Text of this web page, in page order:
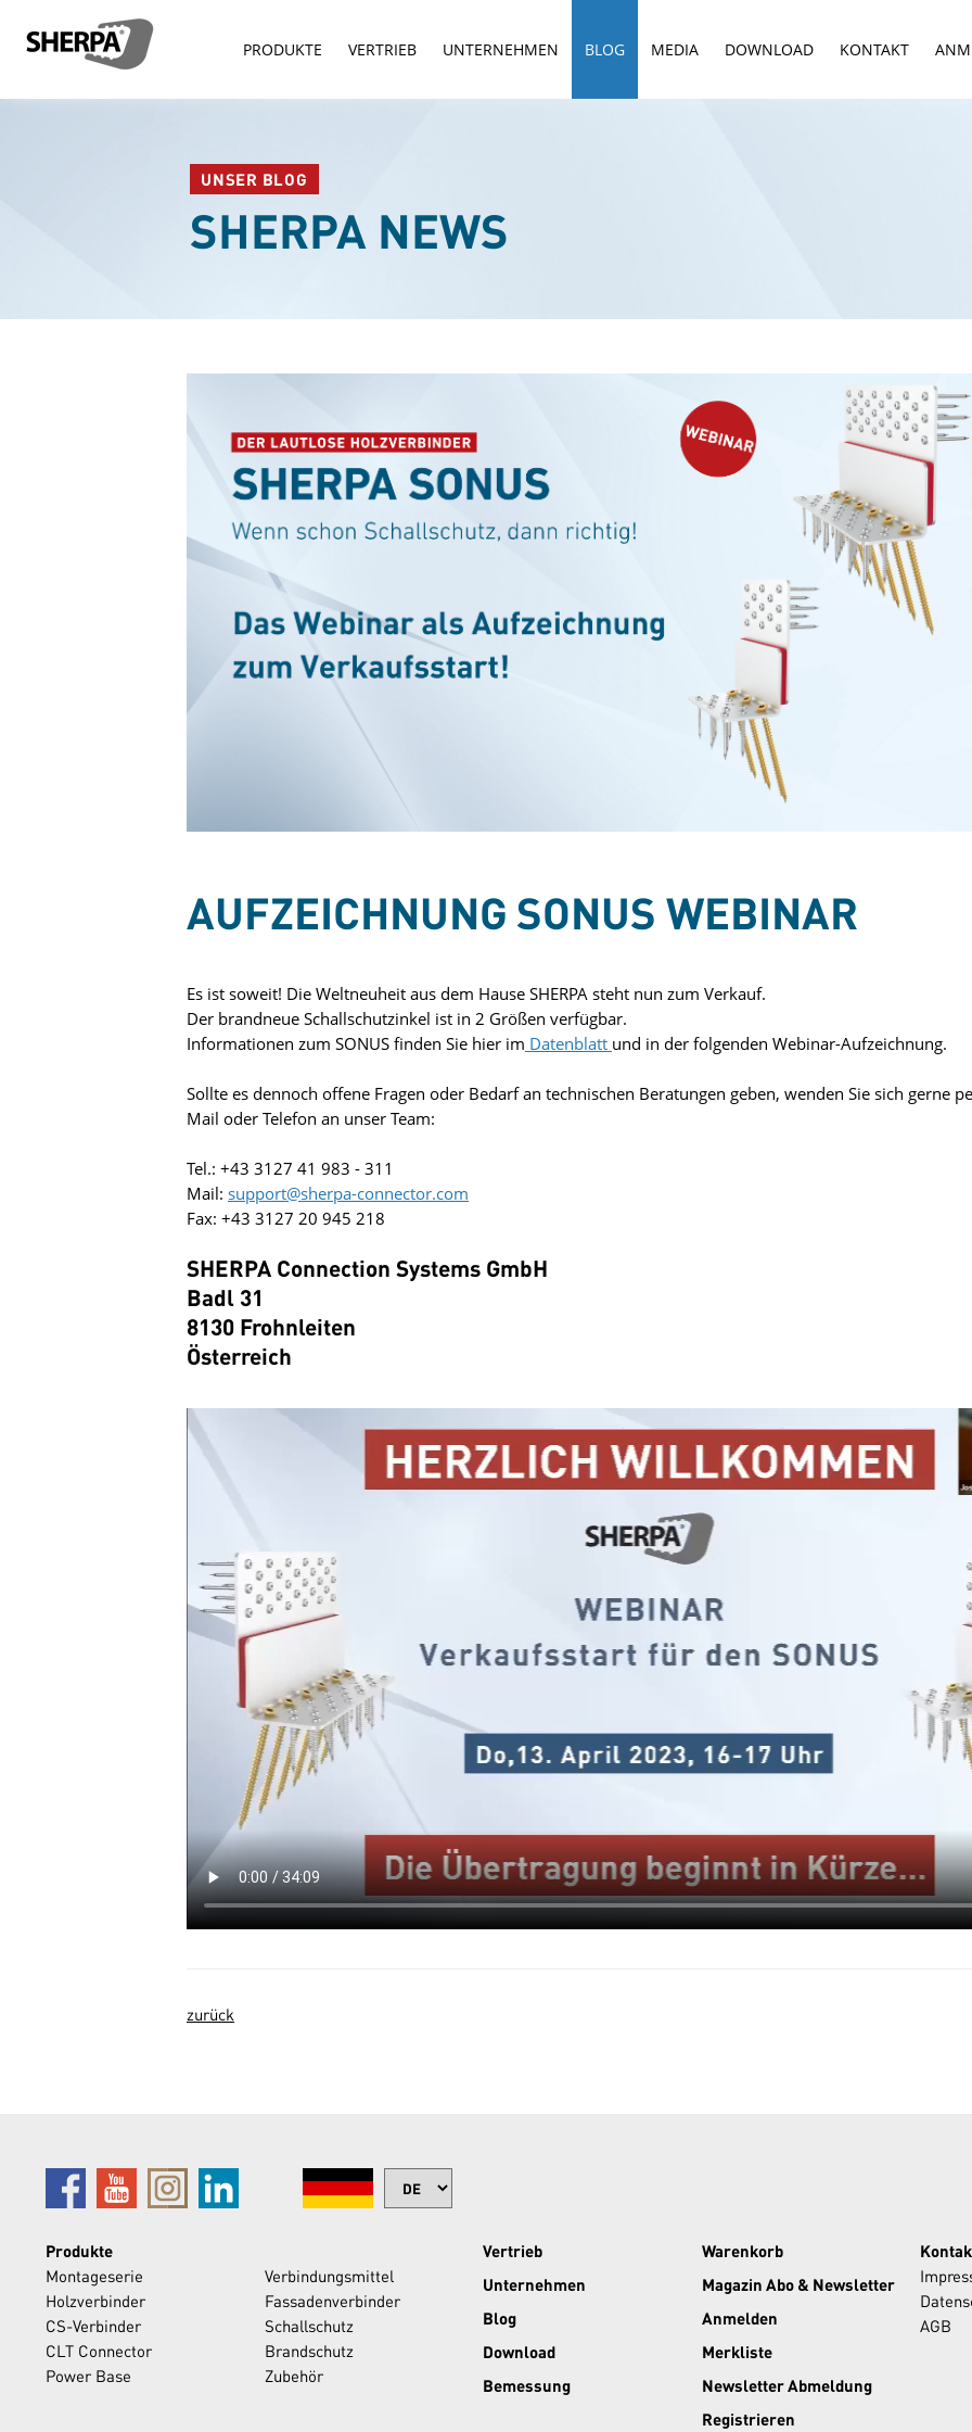
PRODUKTE VERTRIEB UNTERNEHMEN BLOG MEDIA DOWNLOAD KONTAKT
UNSER BLOG
SHERPA NEWS
AUFZEICHNUNG SONUS WEBINAR
Es ist soweit! Die Weltneuheit aus dem Hause SHERPA steht nun zum Verkauf.
Der brandneue Schallschutzinkel ist in 2 Größen verfügbar.
Informationen zum SONUS finden Sie hier im Datenblatt und in der folgenden Webinar-Aufzeichnung.
Sollte es dennoch offene Fragen oder Bedarf an technischen Beratungen geben, wenden Sie sich gerne
Mail oder Telefon an unser Team:
Tel.: +43 3127 41 983 - 311
Mail: support@sherpa-connector.com
Fax: +43 3127 20 945 218
SHERPA Connection Systems GmbH
Badl 31
8130 Frohnleiten
Österreich
zurück
Produkte
Montageserie
Holzverbinder
CS-Verbinder
CLT Connector
Power Base
Verbindungsmittel
Fassadenverbinder
Schallschutz
Brandschutz
Zubehör
Vertrieb
Unternehmen
Blog
Download
Bemessung
Warenkorb
Magazin Abo & Newsletter
Anmelden
Merkliste
Newsletter Abmeldung
Registrieren
AGB